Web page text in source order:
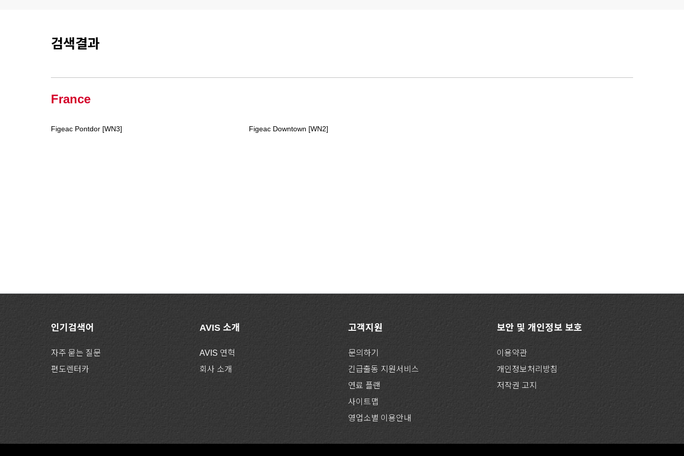
검색결과
France
Figeac Pontdor [WN3] Figeac Downtown [WN2]
인기검색어
자주 묻는 질문
편도렌터카
AVIS 소개
AVIS 연혁
회사 소개
고객지원
문의하기
긴급출동 지원서비스
연료 플랜
사이트맵
영업소별 이용안내
보안 및 개인정보 보호
이용약관
개인정보처리방침
저작권 고지